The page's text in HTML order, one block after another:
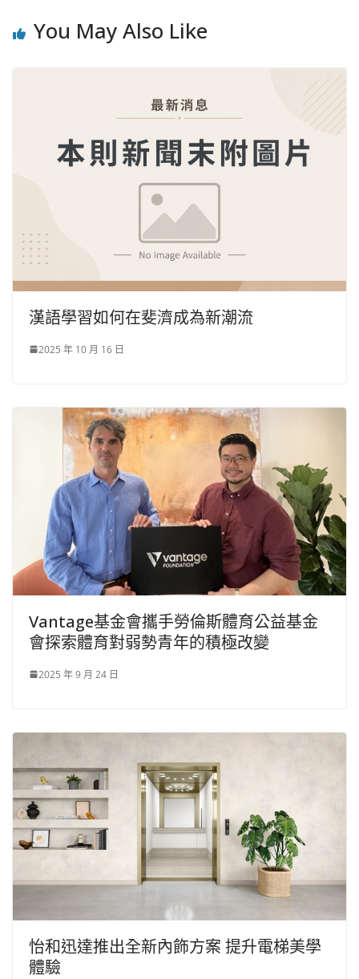
You May Also Like
漢語學習如何在斐濟成為新潮流
2025 年 10 月 16 日
Vantage基金會攜手勞倫斯體育公益基金
會探索體育對弱勢青年的積極改變
2025 年 9 月 24 日
怡和迅達推出全新內飾方案 提升電梯美學
體驗